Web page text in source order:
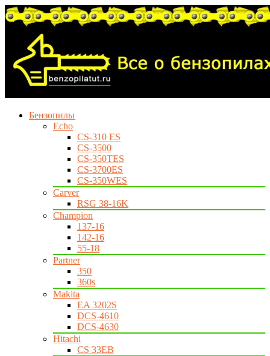
Бензопилы
Echo
CS-310 ES
CS-3500
CS-350TES
CS-3700ES
CS-350WES
Carver
RSG 38-16K
Champion
137-16
142-16
55-18
Partner
350
360s
Makita
EA 3202S
DCS-4610
DCS-4630
Hitachi
CS 33EB